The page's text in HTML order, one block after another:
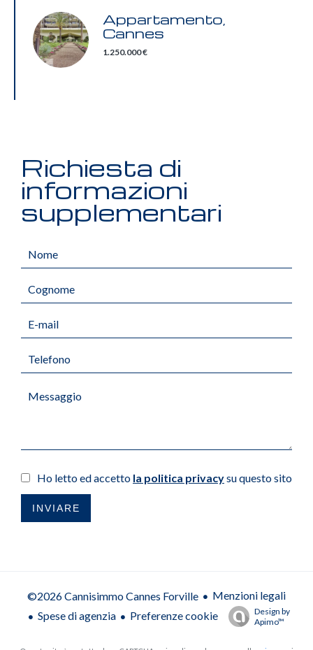
Appartamento,
Cannes
1.250.000 €
Richiesta di
informazioni
supplementari
Ho letto ed accetto la politica privacysu questo sito
INVIARE
©2026 Cannisimmo Cannes Forville
Menzioni legali
Spese di agenzia
Preferenze cookie
Design by
Apimo™